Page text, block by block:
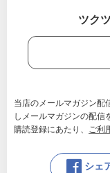
ツク
当店のメールマガジン配
しメールマガジンの配信
購読登録にあたり、 ご利
シェ